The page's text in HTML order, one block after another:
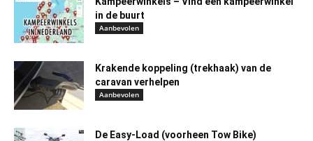
in de buurt
Aanbevolen
Krakende koppeling (trekhaak) van de
caravan verhelpen
Aanbevolen
De Easy-Load (voorheen Tow Bike)